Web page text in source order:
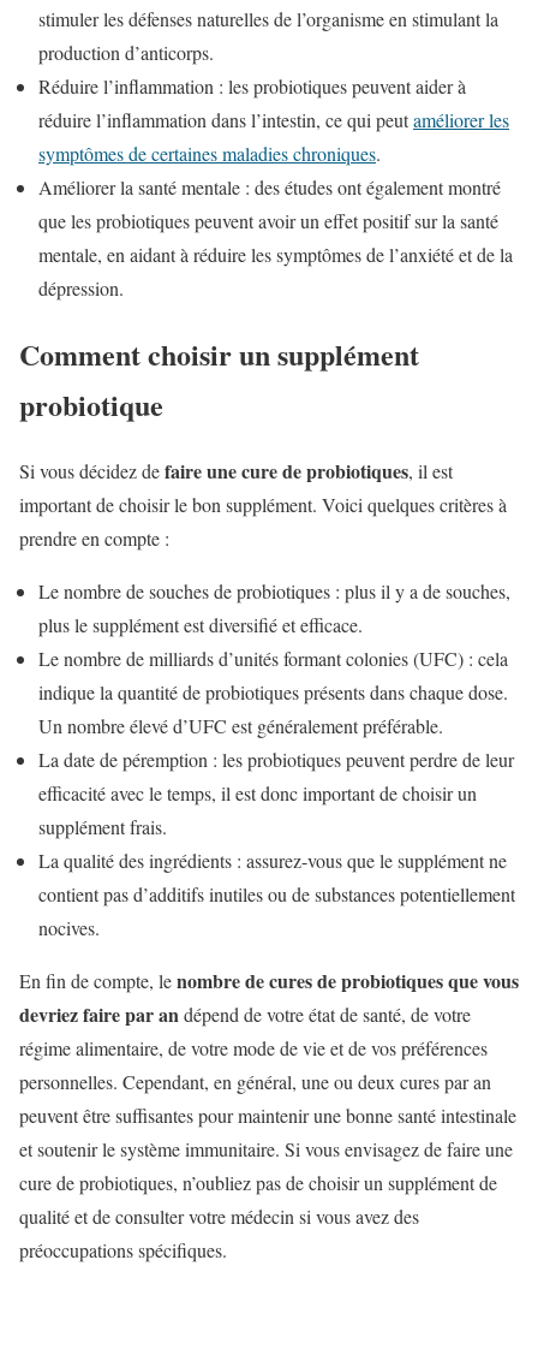
stimuler les défenses naturelles de l’organisme en stimulant la
production d’anticorps.
Réduire l’inflammation : les probiotiques peuvent aider à
réduire l’inflammation dans l’intestin, ce qui peutaméliorer les
symptômes de certaines maladies chroniques.
Améliorer la santé mentale : des études ont également montré
que les probiotiques peuvent avoir un effet positif sur la santé
mentale, en aidant à réduire les symptômes de l’anxiété et de la
dépression.
Comment choisir un supplément
probiotique
Si vous décidez defaire une cure de probiotiques, il est
important de choisir le bon supplément. Voici quelques critères à
prendre en compte :
Le nombre de souches de probiotiques : plus il y a de souches,
plus le supplément est diversifié et efficace.
Le nombre de milliards d’unités formant colonies (UFC) : cela
indique la quantité de probiotiques présents dans chaque dose.
Un nombre élevé d’UFC est généralement préférable.
La date de péremption : les probiotiques peuvent perdre de leur
efficacité avec le temps, il est donc important de choisir un
supplément frais.
La qualité des ingrédients : assurez-vous que le supplément ne
contient pas d’additifs inutiles ou de substances potentiellement
nocives.
En fin de compte, lenombre de cures de probiotiques que vous
devriez faire par andépend de votre état de santé, de votre
régime alimentaire, de votre mode de vie et de vos préférences
personnelles. Cependant, en général, une ou deux cures par an
peuvent être suffisantes pour maintenir une bonne santé intestinale
et soutenir le système immunitaire. Si vous envisagez de faire une
cure de probiotiques, n’oubliez pas de choisir un supplément de
qualité et de consulter votre médecin si vous avez des
préoccupations spécifiques.